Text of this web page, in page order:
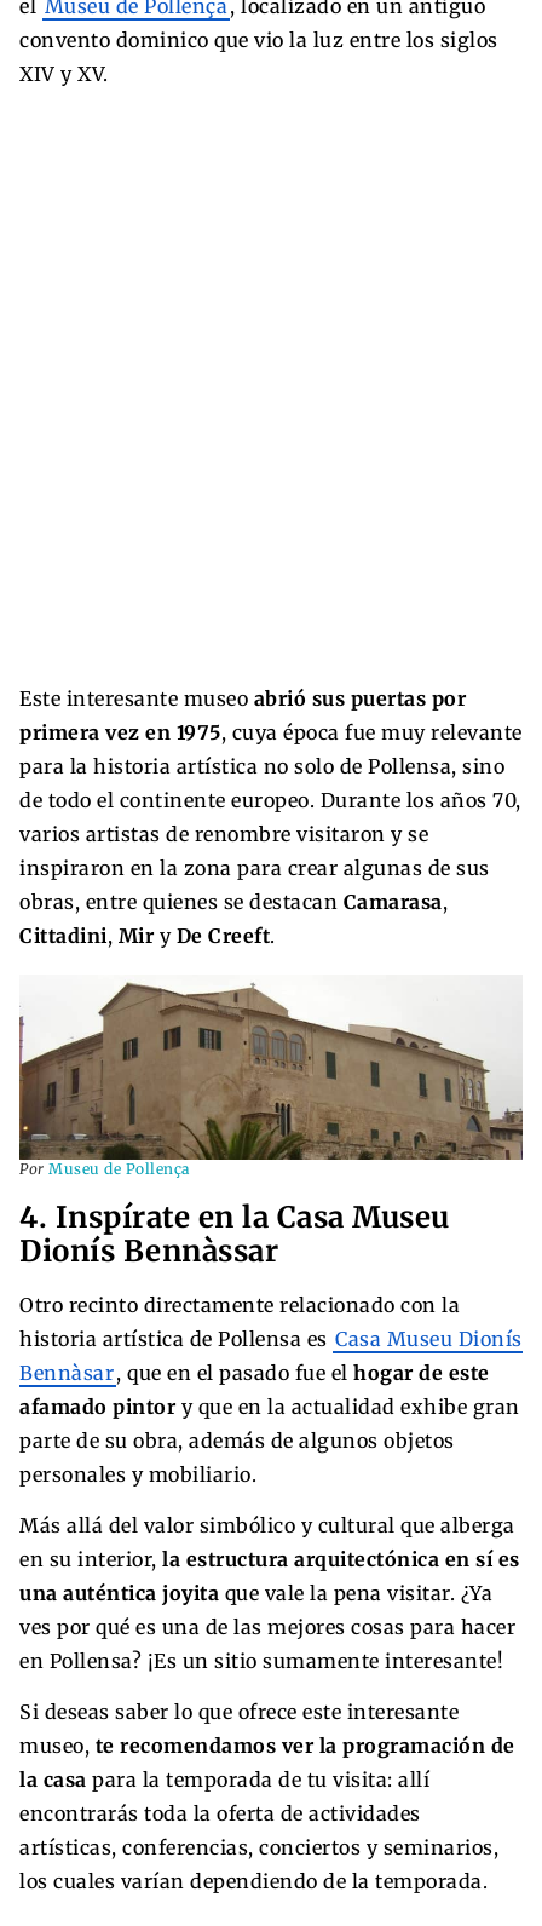
el Museu de Pollença, localizado en un antiguo
convento dominico que vio la luz entre los siglos
XIV y XV.
Este interesante museo abrió sus puertas por
primera vez en 1975, cuya época fue muy relevante
para la historia artística no solo de Pollensa, sino
de todo el continente europeo. Durante los años 70,
varios artistas de renombre visitaron y se
inspiraron en la zona para crear algunas de sus
obras, entre quienes se destacan Camarasa,
Cittadini, Mir yDe Creeft.
Por Museu de Pollença
4. Inspírate en la Casa Museu
Dionís Bennàssar
Otro recinto directamente relacionado con la
historia artística de Pollensa es Casa Museu Dionís
Bennàsar, que en el pasado fue el hogar de este
afamado pintor y que en la actualidad exhibe gran
parte de su obra, además de algunos objetos
personales y mobiliario.
Más allá del valor simbólico y cultural que alberga
en su interior, la estructura arquitectónica en sí es
una auténtica joyita que vale la pena visitar. ¿Ya
ves por qué es una de las mejores cosas para hacer
en Pollensa? ¡Es un sitio sumamente interesante!
Si deseas saber lo que ofrece este interesante
museo, te recomendamos ver la programación de
la casa para la temporada de tu visita: allí
encontrarás toda la oferta de actividades
artísticas, conferencias, conciertos y seminarios,
los cuales varían dependiendo de la temporada.